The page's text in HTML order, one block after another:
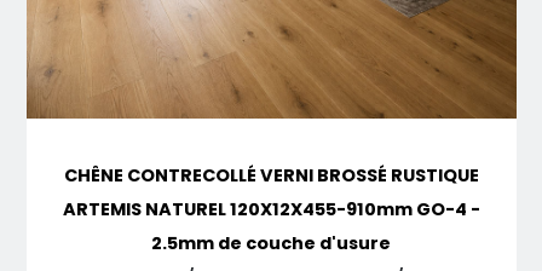
CHÊNE CONTRECOLLÉ VERNI BROSSÉ RUSTIQUE
ARTEMIS NATUREL 120X12X455-910mm GO-4 -
2.5mm de couche d'usure